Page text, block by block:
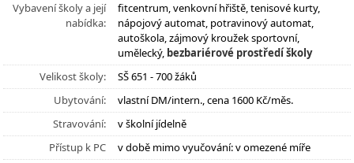
Vybavení školy a její
nabídka:
fitcentrum, venkovní hřiště, tenisové kurty,
nápojový automat, potravinový automat,
autoškola, zájmový kroužek sportovní,
umělecký, bezbariérové prostředí školy
Velikost školy:
SŠ 651 - 700 žáků
Ubytování:
vlastní DM/intern., cena 1600 Kč/měs.
Stravování:
v školní jídelně
Přístup k PC
v době mimo vyučování: v omezené míře